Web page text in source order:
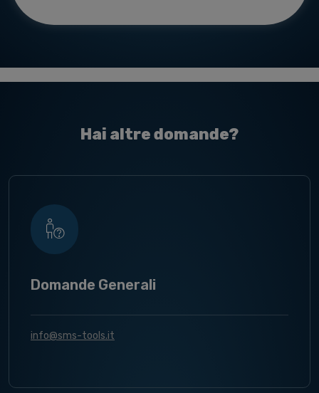
Hai altre domande?
Domande Generali
info@sms-tools.it